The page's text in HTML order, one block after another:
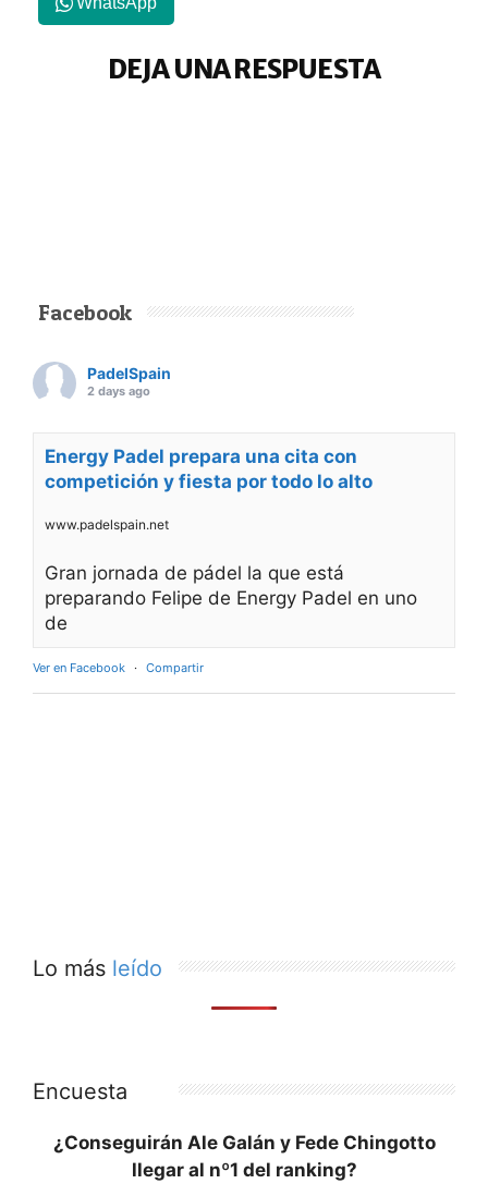
DEJA UNA RESPUESTA
Facebook
PadelSpain
2 days ago
Energy Padel prepara una cita con
competición y fiesta por todo lo alto
www.padelspain.net
Gran jornada de pádel la que está
preparando Felipe de Energy Padel en uno
de
Ver en Facebook · Compartir
Lo más leído
Encuesta
¿Conseguirán Ale Galán y Fede Chingotto
llegar al nº1 del ranking?